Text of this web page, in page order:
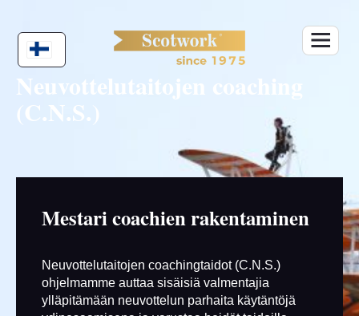
content
Neuvottelutaitojen coaching
(C.N.S.)
Mestari coachien rakentaminen
Neuvottelutaitojen coachingtaidot (C.N.S.)
ohjelmamme auttaa sisäisiä valmentajia
ylläpitämään neuvottelun parhaita käytäntöjä